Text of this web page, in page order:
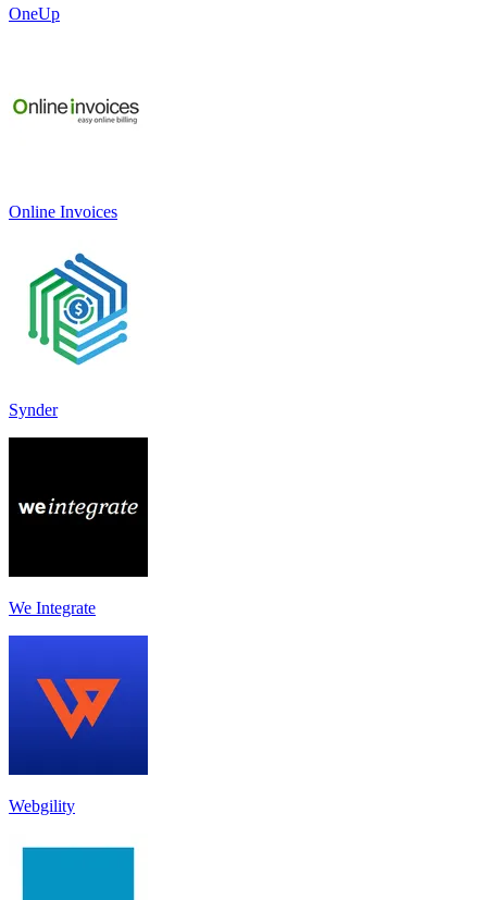
OneUp
Online Invoices
Synder
We Integrate
Webgility